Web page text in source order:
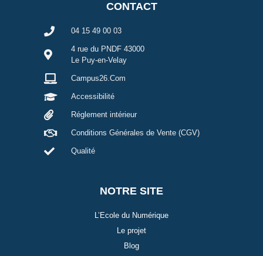
CONTACT
04 15 49 00 03
4 rue du PNDF 43000
Le Puy-en-Velay
Campus26.Com
Accessibilité
Réglement intérieur
Conditions Générales de Vente (CGV)
Qualité
NOTRE SITE
L’Ecole du Numérique
Le projet
Blog